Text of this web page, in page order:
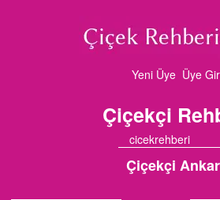
Yeni Üye Üye
Çiçekçi
cicekrehberi
Çiçekçi